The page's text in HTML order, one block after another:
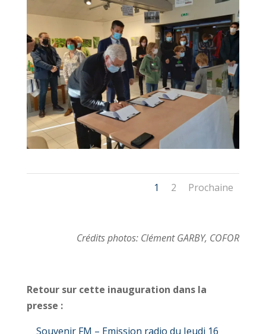
1 2 Prochaine
Crédits photos: Clément GARBY, COFOR
Retour sur cette inauguration dans la
presse :
Souvenir FM – Emission radio du Jeudi 16